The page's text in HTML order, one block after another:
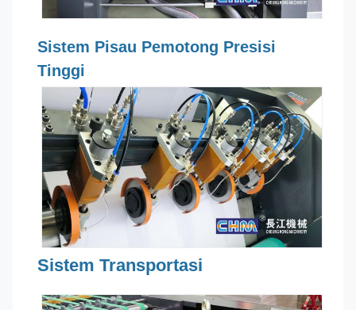
Sistem Pisau Pemotong Presisi
Tinggi
Sistem Transportasi